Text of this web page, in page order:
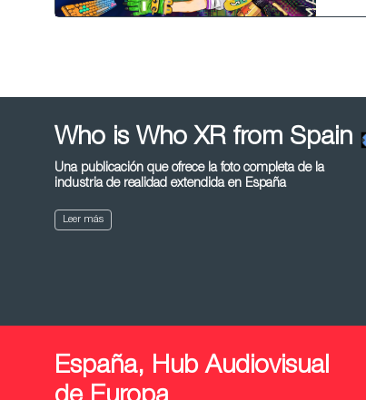
Who is Who XR from Spain
Una publicación que ofrece la foto completa de la
industria de realidad extendida en España
Leer más
España, Hub Audiovisual